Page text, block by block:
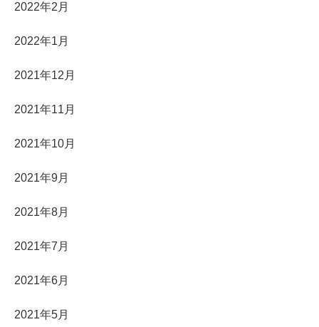
2022年2月
2022年1月
2021年12月
2021年11月
2021年10月
2021年9月
2021年8月
2021年7月
2021年6月
2021年5月